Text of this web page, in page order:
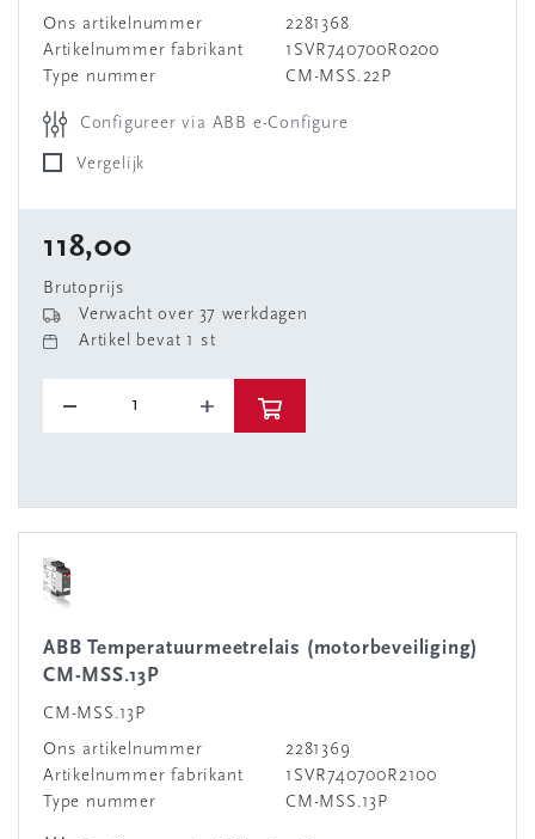
Ons artikelnummer
2281368
Artikelnummer fabrikant
1SVR740700R0200
Type nummer
CM-MSS.22P
Configureer via ABB e-Configure
Vergelijk
118,00
Brutoprijs
Verwacht over 37 werkdagen
Artikel bevat 1 st
ABB Temperatuurmeetrelais (motorbeveiliging)
CM-MSS.13P
CM-MSS.13P
Ons artikelnummer
2281369
Artikelnummer fabrikant
1SVR740700R2100
Type nummer
CM-MSS.13P